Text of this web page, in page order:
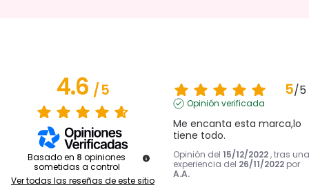
4.6/5
Basado en 8 opiniones
sometidas a control
Ver todas las reseñas de este sitio
5/5
Opinión verificada
Me encanta esta marca,lo
tiene todo.
Opinión del 15/12/2022 , tras una
experiencia del 26/11/2022 por
A.A.